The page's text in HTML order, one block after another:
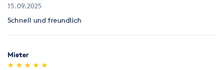
15.09.2025
Schnell und freundlich
Mieter
(*)
★
★
(*) ★
★
(*) ★
★
(*) ★
★
(*) ★
★